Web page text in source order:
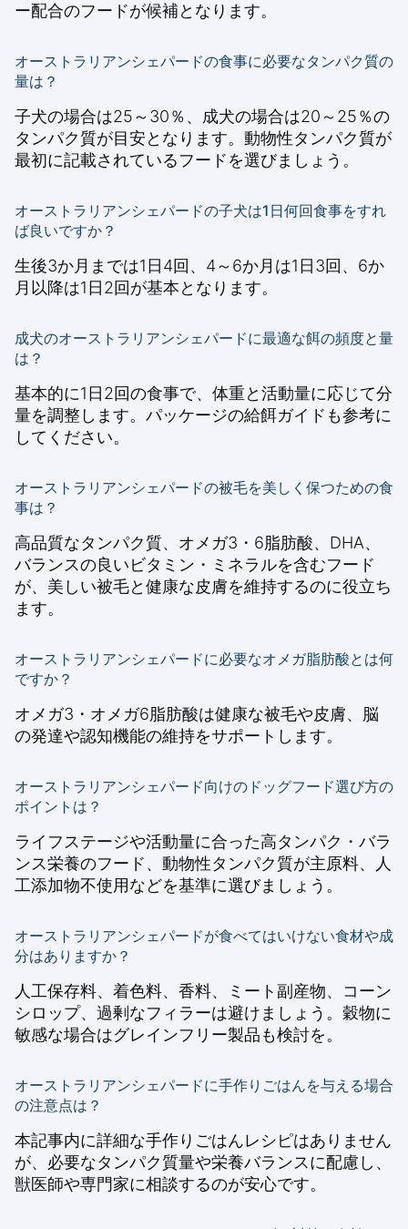
ー配合のフードが候補となります。
オーストラリアンシェパードの食事に必要なタンパク質の
量は？
子犬の場合は25～30％、成犬の場合は20～25％の
タンパク質が目安となります。動物性タンパク質が
最初に記載されているフードを選びましょう。
オーストラリアンシェパードの子犬は1日何回食事をすれ
ば良いですか？
生後3か月までは1日4回、4～6か月は1日3回、6か
月以降は1日2回が基本となります。
成犬のオーストラリアンシェパードに最適な餌の頻度と量
は？
基本的に1日2回の食事で、体重と活動量に応じて分
量を調整します。パッケージの給餌ガイドも参考に
してください。
オーストラリアンシェパードの被毛を美しく保つための食
事は？
高品質なタンパク質、オメガ3・6脂肪酸、DHA、
バランスの良いビタミン・ミネラルを含むフード
が、美しい被毛と健康な皮膚を維持するのに役立ち
ます。
オーストラリアンシェパードに必要なオメガ脂肪酸とは何
ですか？
オメガ3・オメガ6脂肪酸は健康な被毛や皮膚、脳
の発達や認知機能の維持をサポートします。
オーストラリアンシェパード向けのドッグフード選び方の
ポイントは？
ライフステージや活動量に合った高タンパク・バラ
ンス栄養のフード、動物性タンパク質が主原料、人
工添加物不使用などを基準に選びましょう。
オーストラリアンシェパードが食べてはいけない食材や成
分はありますか？
人工保存料、着色料、香料、ミート副産物、コーン
シロップ、過剰なフィラーは避けましょう。穀物に
敏感な場合はグレインフリー製品も検討を。
オーストラリアンシェパードに手作りごはんを与える場合
の注意点は？
本記事内に詳細な手作りごはんレシピはありません
が、必要なタンパク質量や栄養バランスに配慮し、
獣医師や専門家に相談するのが安心です。